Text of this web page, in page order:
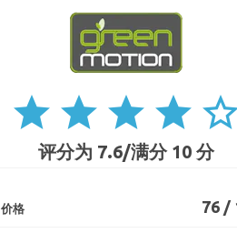
star star star star
评分为 7.6/满分 10 分
价格 76 /